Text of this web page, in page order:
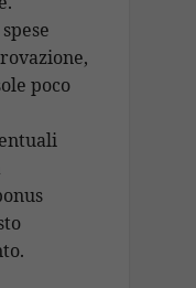
poco